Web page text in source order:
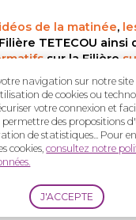
navigation sur notre site
de cookies ou
votre connexion et
des propositions
de statistiques... Pour
cookies,consultez notre
de la matinée,
TETECOU
sur la Filière
les centres d'un
pu échanger via des
les programmes
midi en bas de